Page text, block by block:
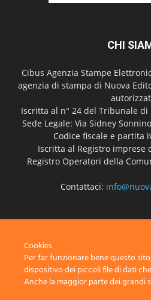
CHI
Cibus Agenzia Stampe
agenzia di stampa di Nuova
Iscritta al n° 24 del Tribunale di
Sede Legale: Via Sidney
Codice fiscale e partita
Iscritta al Registro imprese
Registro Operatori della
Contattaci:
Cookies
Per far funzionare bene questo
dispositivo dei piccoli file di dati
Anche la maggior parte dei grandi